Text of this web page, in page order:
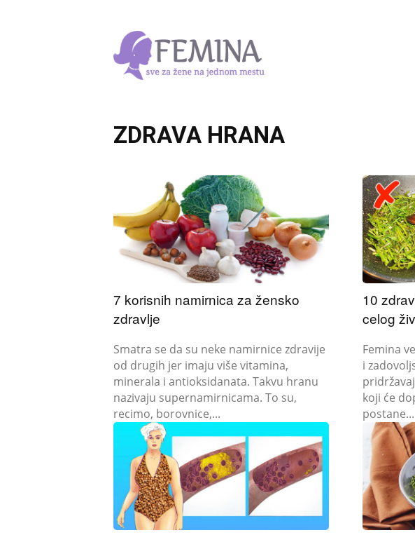
ZDRAVA HRANA
7 korisnih namirnica za žensko
zdravlje
Smatra se da su neke namirnice zdravije
od drugih jer imaju više vitamina,
minerala i antioksidanata. Takvu hranu
nazivaju supernamirnicama. To su,
recimo, borovnice,...
10
celog
Femina
i
koji će
postane...